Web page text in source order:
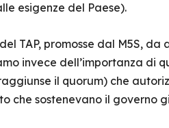
esigenze del Paese).
TAP, promosse dal M5S,
invece dell’importanza di
il quorum) che
che sostenevano il governo